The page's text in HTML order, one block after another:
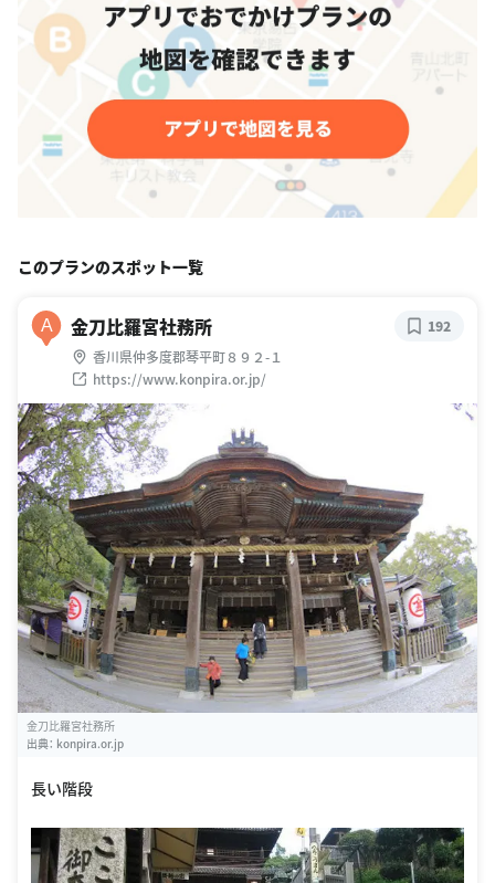
このプランのスポット一覧
A 金刀比羅宮社務所
香川県仲多度郡琴平町８９２-１
https://www.konpira.or.jp/
192
金刀比羅宮社務所
出典： konpira.or.jp
長い階段